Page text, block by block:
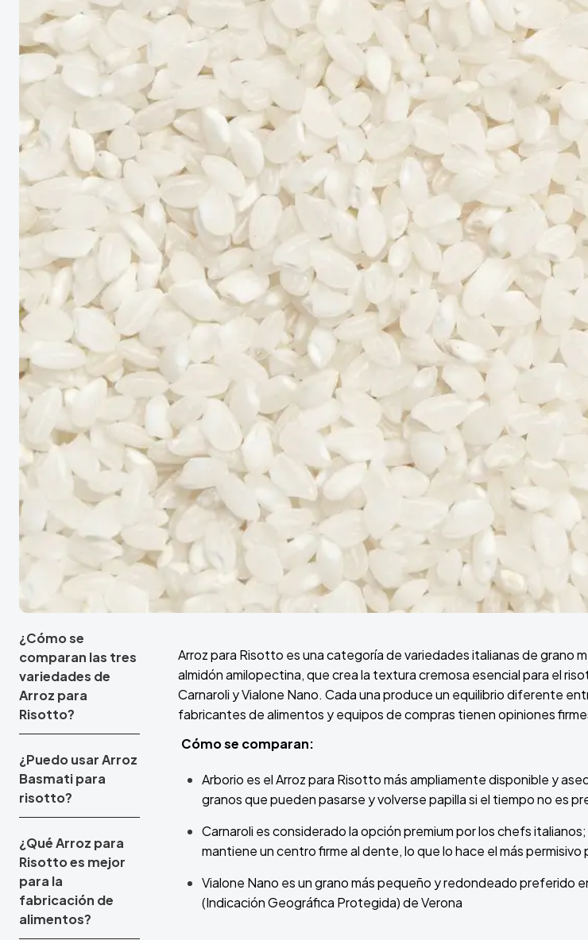
¿Cómo se
comparan las tres
variedades de
Arroz para
Risotto?
¿Puedo usar Arroz
Basmati para
risotto?
¿Qué Arroz para
Risotto es mejor
para la
fabricación de
alimentos?
Arroz para Risotto es una categoría de variedades italianas de grano
almidón amilopectina, que crea la textura cremosa esencial para el
Carnaroli y Vialone Nano. Cada una produce un equilibrio diferente
fabricantes de alimentos y equipos de compras tienen opiniones
Cómo se comparan:
Arborio es el Arroz para Risotto más ampliamente disponible y
granos que pueden pasarse y volverse papilla si el tiempo no es
Carnaroli es considerado la opción premium por los chefs
mantiene un centro firme al dente, lo que lo hace el más permisivo
Vialone Nano es un grano más pequeño y redondeado preferido
(Indicación Geográfica Protegida) de Verona